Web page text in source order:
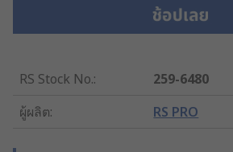
RS Stock No.:
259-6480
ผู้ผลิต: RS PRO